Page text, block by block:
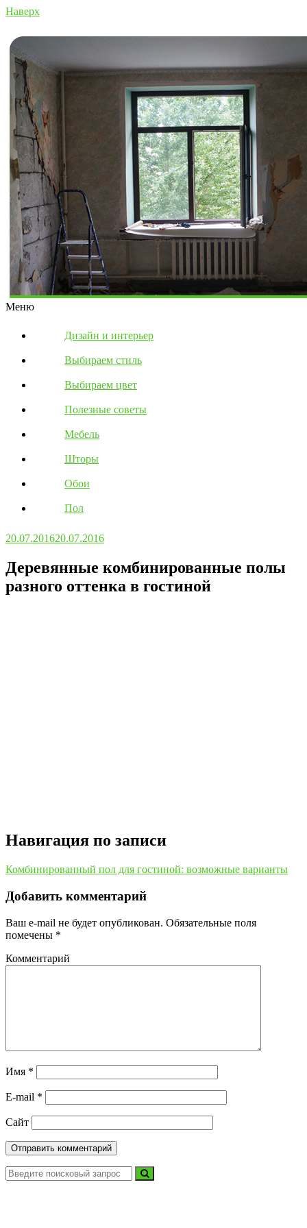
Наверх
Меню
Дизайн и интерьер
Выбираем стиль
Выбираем цвет
Полезные советы
Мебель
Шторы
Обои
Пол
20.07.201620.07.2016
Деревянные комбинированные полы
разного оттенка в гостиной
Навигация по записи
Комбинированный пол для гостиной: возможные варианты
Добавить комментарий
Ваш e-mail не будет опубликован. Обязательные поля
помечены *
Комментарий
Имя *
E-mail *
Сайт